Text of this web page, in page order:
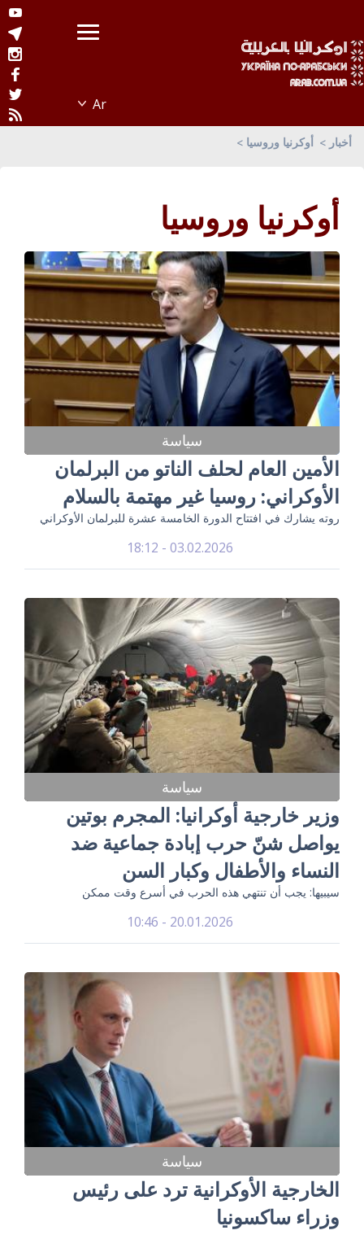
أخبار أوكرنيا وروسيا
أوكرنيا وروسيا
سياسة
الأمين العام لحلف الناتو من البرلمان
الأوكراني: روسيا غير مهتمة بالسلام
روته يشارك في افتتاح الدورة الخامسة عشرة للبرلمان الأوكراني
03.02.2026 - 18:12
سياسة
وزير خارجية أوكرانيا: المجرم بوتين
يواصل شنّ حرب إبادة جماعية ضد
النساء والأطفال وكبار السن
سيبيها: يجب أن تنتهي هذه الحرب في أسرع وقت ممكن
20.01.2026 - 10:46
سياسة
الخارجية الأوكرانية ترد على رئيس
وزراء ساكسونيا